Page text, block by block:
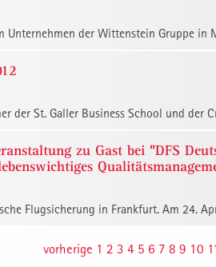
Unternehmen der Wittenstein Gruppe in
der St. Galler Business School und der
zu Gast bei "DFS
Flugsicherung in Frankfurt. Am 24.
vorherige 1 2 3 4 5 6 7 8 9 10